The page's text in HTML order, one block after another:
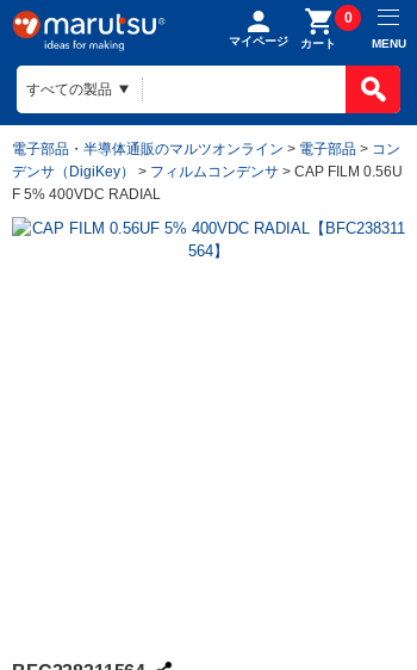
マイページ カート
0
MENU
電子部品・半導体通販のマルツオンライン > 電子部品 > コン
デンサ（DigiKey）
> フィルムコンデンサ > CAP FILM 0.56U
F 5% 400VDC RADIAL